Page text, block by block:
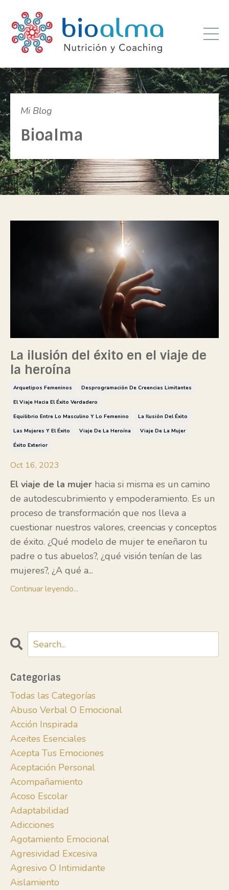
Mi Blog
Bioalma
La ilusión del éxito en el viaje de
la heroína
Arquetipos Femeninos
Desprogramación De Creencias Limitantes
El Viaje Hacia El Éxito Verdadero
Equilibrio Entre Lo Masculino Y Lo Femenino
La Ilusión Del Éxito
Las Mujeres Y El Éxito
Viaje De La Heroína
Viaje De La Mujer
Éxito Exterior
Oct 16, 2023
El viaje de la mujer hacia si misma es un camino
de autodescubrimiento y empoderamiento. Es un
proceso de transformación que nos lleva a
cuestionar nuestros valores, creencias y conceptos
de éxito. ¿Qué modelo de mujer te eneñaron tu
padre o tus abuelos?, ¿qué visión tenían de las
mujeres?, ¿A qué a...
Continuar leyendo...
Categorias
Todas las Categorías
Abuso Verbal O Emocional
Acción Inspirada
Aceites Esenciales
Acepta Tus Emociones
Aceptación Personal
Acompañamiento
Acoso Escolar
Adaptabilidad
Adicciones
Agotamiento Emocional
Agresividad Excesiva
Agresivo O Intimidante
Aislamiento